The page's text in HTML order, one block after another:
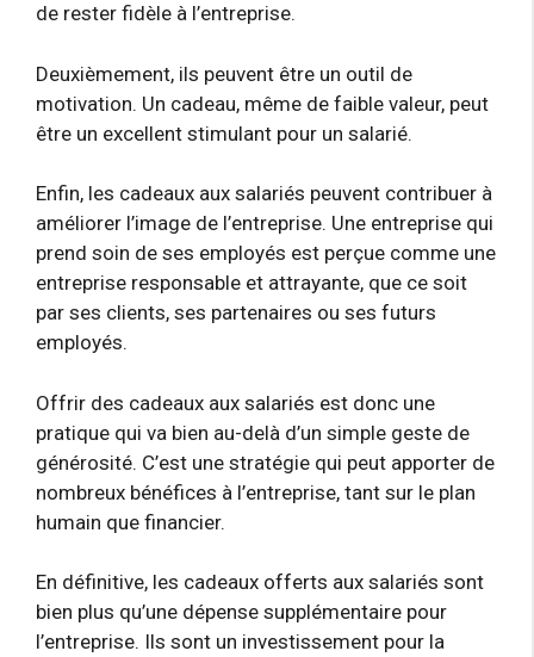
de rester fidèle à l’entreprise.
Deuxièmement, ils peuvent être un outil de
motivation. Un cadeau, même de faible valeur, peut
être un excellent stimulant pour un salarié.
Enfin, les cadeaux aux salariés peuvent contribuer à
améliorer l’image de l’entreprise. Une entreprise qui
prend soin de ses employés est perçue comme une
entreprise responsable et attrayante, que ce soit
par ses clients, ses partenaires ou ses futurs
employés.
Offrir des cadeaux aux salariés est donc une
pratique qui va bien au-delà d’un simple geste de
générosité. C’est une stratégie qui peut apporter de
nombreux bénéfices à l’entreprise, tant sur le plan
humain que financier.
En définitive, les cadeaux offerts aux salariés sont
bien plus qu’une dépense supplémentaire pour
l’entreprise. Ils sont un investissement pour la